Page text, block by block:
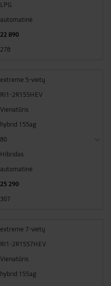
LPG
automatinė
22 890
278
extreme 5-vietų
RI1-2R155HEV
Vienatūris
hybrid 155ag
80
Hibridas
automatinė
25 290
307
extreme 7-vietų
RI1-2R1557HEV
Vienatūris
hybrid 155ag